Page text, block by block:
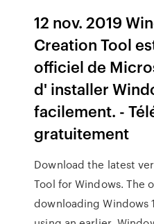
12 nov. 2019
Creation Tool
officiel de
d' installer
facilement. -
gratuitement
Download the latest
Tool for Windows. The
downloading Windows